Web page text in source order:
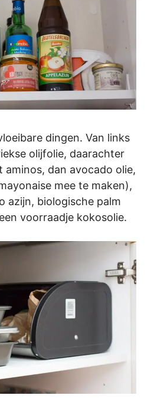
dingen. Van links
olijfolie, daarachter
aminos, dan avocado olie,
mee te maken),
azijn, biologische palm
voorraadje kokosolie.